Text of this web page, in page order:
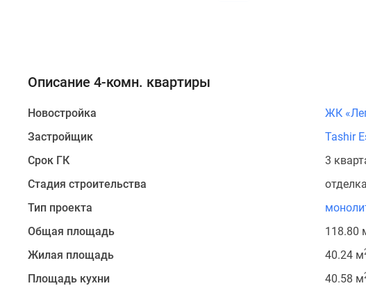
Описание 4-комн. квартиры
Новостройка
ЖК
Застройщик
Tashir
Срок ГК
3
Стадия строительства
Тип проекта
Общая площадь
118.80
Жилая площадь 40.24 м
Площадь кухни 40.58 м